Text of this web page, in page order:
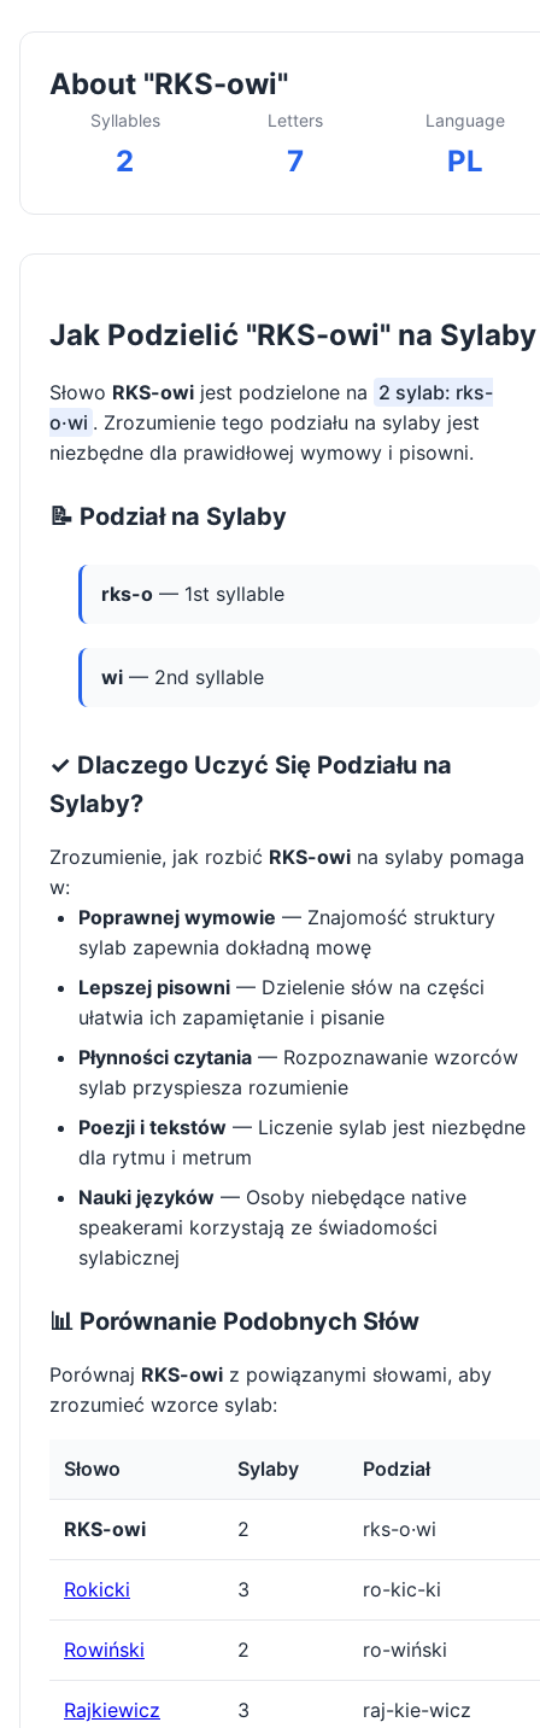
About "RKS-owi"
Syllables
2
Letters
7
Language
PL
Jak Podzielić "RKS-owi" na Sylaby
Słowo RKS-owi jest podzielone na 2 sylab: rks-
o·wi . Zrozumienie tego podziału na sylaby jest
niezbędne dla prawidłowej wymowy i pisowni.
📝 Podział na Sylaby
rks-o — 1st syllable
wi — 2nd syllable
✓ Dlaczego Uczyć Się Podziału na
Sylaby?
Zrozumienie, jak rozbić RKS-owi na sylaby pomaga
w:
Poprawnej wymowie — Znajomość struktury
sylab zapewnia dokładną mowę
Lepszej pisowni — Dzielenie słów na części
ułatwia ich zapamiętanie i pisanie
Płynności czytania — Rozpoznawanie wzorców
sylab przyspiesza rozumienie
Poezji i tekstów — Liczenie sylab jest niezbędne
dla rytmu i metrum
Nauki języków — Osoby niebędące native
speakerami korzystają ze świadomości
sylabicznej
📊 Porównanie Podobnych Słów
Porównaj RKS-owi z powiązanymi słowami, aby
zrozumieć wzorce sylab:
Słowo Sylaby Podział
RKS-owi 2 rks-o·wi
Rokicki 3 ro-kic-ki
Rowiński 2 ro-wiński
Rajkiewicz 3 raj-kie-wicz